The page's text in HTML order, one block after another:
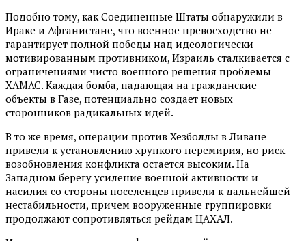
Подобно тому, как Соединенные Штаты обнаружили в
Ираке и Афганистане, что военное превосходство не
гарантирует полной победы над идеологически
мотивированным противником, Израиль сталкивается с
ограничениями чисто военного решения проблемы
ХАМАС. Каждая бомба, падающая на гражданские
объекты в Газе, потенциально создает новых
сторонников радикальных идей.
В то же время, операции против Хезболлы в Ливане
привели к установлению хрупкого перемирия, но риск
возобновления конфликта остается высоким. На
Западном берегу усиление военной активности и
насилия со стороны поселенцев привели к дальнейшей
нестабильности, причем вооруженные группировки
продолжают сопротивляться рейдам ЦАХАЛ.